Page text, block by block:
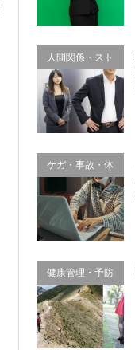
人間関係・スト
レス
ケガ・事故・体
のサイン
健康管理・予防
習慣